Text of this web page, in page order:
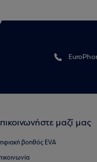
μαζί μας
βοηθός EVA